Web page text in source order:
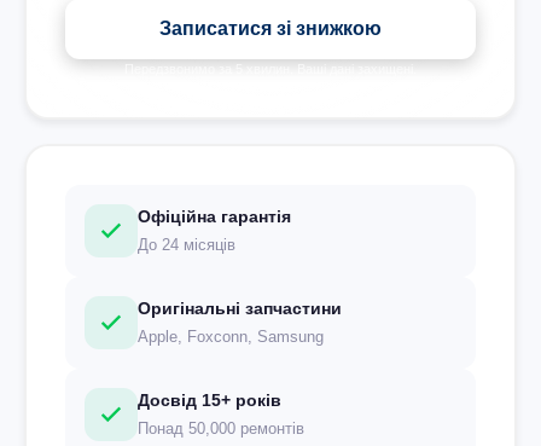
Записатися зі знижкою
Офіційна гарантія
До 24 місяців
Оригінальні запчастини
Apple, Foxconn, Samsung
Досвід 15+ років
Понад 50,000 ремонтів